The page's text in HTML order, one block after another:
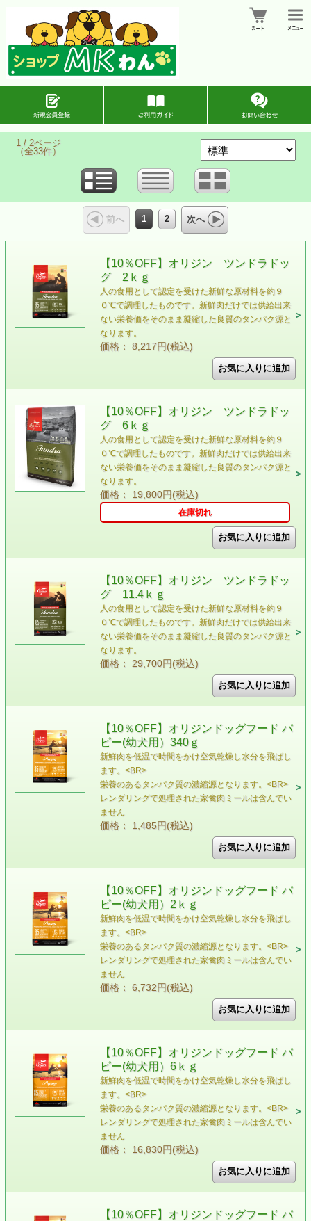
1 / 2ページ
（全33件）
前へ 1 2 次へ
【10％OFF】オリジン ツンドラドッ
グ 2ｋｇ
人の食用として認定を受けた新鮮な原材料を約９
０℃で調理したものです。新鮮肉だけでは供給出来
ない栄養価をそのまま凝縮した良質のタンパク源と
なります。
価格： 8,217円(税込)
【10％OFF】オリジン ツンドラドッ
グ 6ｋｇ
人の食用として認定を受けた新鮮な原材料を約９
０℃で調理したものです。新鮮肉だけでは供給出来
ない栄養価をそのまま凝縮した良質のタンパク源と
なります。
価格： 19,800円(税込)
在庫切れ
【10％OFF】オリジン ツンドラドッ
グ 11.4ｋｇ
人の食用として認定を受けた新鮮な原材料を約９
０℃で調理したものです。新鮮肉だけでは供給出来
ない栄養価をそのまま凝縮した良質のタンパク源と
なります。
価格： 29,700円(税込)
【10％OFF】オリジンドッグフード パ
ピー(幼犬用）340ｇ
新鮮肉を低温で時間をかけ空気乾燥し水分を飛ばし
ます。<BR>
栄養のあるタンパク質の濃縮源となります。<BR>
レンダリングで処理された家禽肉ミールは含んでい
ません
価格： 1,485円(税込)
【10％OFF】オリジンドッグフード パ
ピー(幼犬用）2ｋｇ
新鮮肉を低温で時間をかけ空気乾燥し水分を飛ばし
ます。<BR>
栄養のあるタンパク質の濃縮源となります。<BR>
レンダリングで処理された家禽肉ミールは含んでい
ません
価格： 6,732円(税込)
【10％OFF】オリジンドッグフード パ
ピー(幼犬用）6ｋｇ
新鮮肉を低温で時間をかけ空気乾燥し水分を飛ばし
ます。<BR>
栄養のあるタンパク質の濃縮源となります。<BR>
レンダリングで処理された家禽肉ミールは含んでい
ません
価格： 16,830円(税込)
【10％OFF】オリジンドッグフード パ